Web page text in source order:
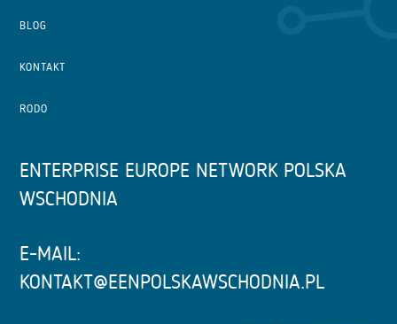
BLOG
KONTAKT
RODO
ENTERPRISE EUROPE NETWORK POLSKA
WSCHODNIA
E-MAIL:
KONTAKT@EENPOLSKAWSCHODNIA.PL